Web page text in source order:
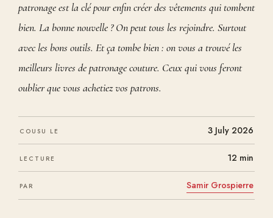
patronage est la clé pour enfin créer des vêtements qui tombent
bien. La bonne nouvelle ? On peut tous les rejoindre. Surtout
avec les bons outils. Et ça tombe bien : on vous a trouvé les
meilleurs livres de patronage couture. Ceux qui vous feront
oublier que vous achetiez vos patrons.
COUSU LE 3 July 2026
LECTURE 12 min
PAR Samir Grospierre